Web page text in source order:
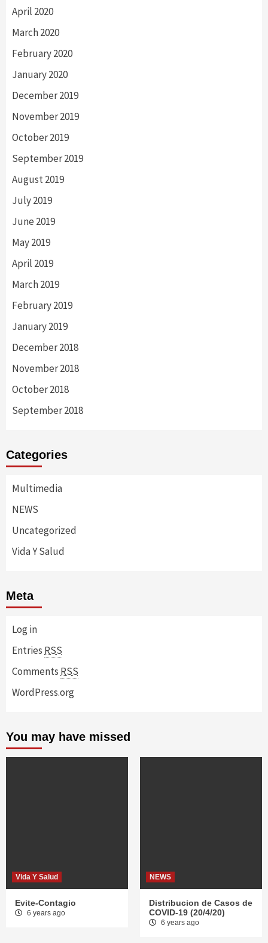
April 2020
March 2020
February 2020
January 2020
December 2019
November 2019
October 2019
September 2019
August 2019
July 2019
June 2019
May 2019
April 2019
March 2019
February 2019
January 2019
December 2018
November 2018
October 2018
September 2018
Categories
Multimedia
NEWS
Uncategorized
Vida Y Salud
Meta
Log in
Entries RSS
Comments RSS
WordPress.org
You may have missed
Vida Y Salud
Evite-Contagio
6 years ago
NEWS
Distribucion de Casos de
COVID-19 (20/4/20)
6 years ago